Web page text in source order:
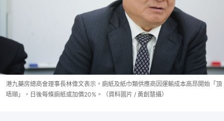
港九藥房總商會理事長林偉文表示，廁紙及紙巾類供應商因運輸成本高昂開始「頂
唔順」，日後每條廁紙或加價20%。（資料圖片 / 黃創慧攝）